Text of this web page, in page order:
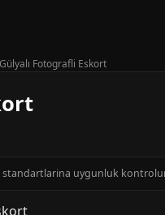
Fotografli Eskort
standartlarina uygunluk